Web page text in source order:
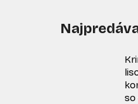
so